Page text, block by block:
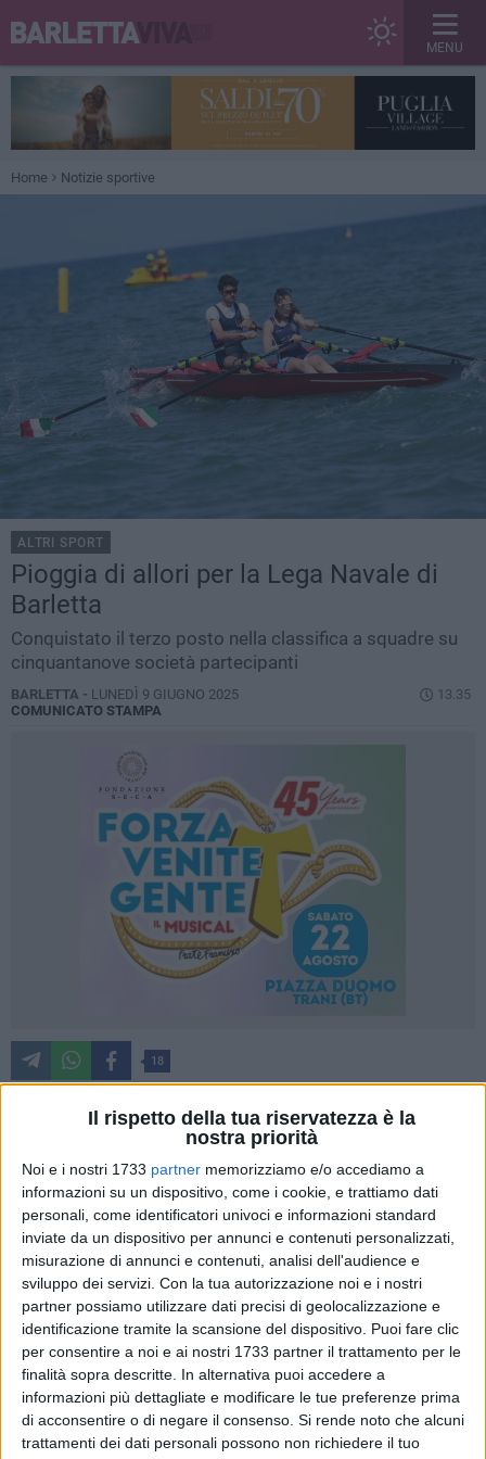
Il rispetto della tua riservatezza è la
nostra priorità
Noi e i nostri 1733 partner memorizziamo e/o accediamo a
informazioni su un dispositivo, come i cookie, e trattiamo dati
personali, come identificatori univoci e informazioni standard
inviate da un dispositivo per annunci e contenuti personalizzati,
misurazione di annunci e contenuti, analisi dell'audience e
sviluppo dei servizi. Con la tua autorizzazione noi e i nostri
partner possiamo utilizzare dati precisi di geolocalizzazione e
identificazione tramite la scansione del dispositivo. Puoi fare clic
per consentire a noi e ai nostri 1733 partner il trattamento per le
finalità sopra descritte. In alternativa puoi accedere a
informazioni più dettagliate e modificare le tue preferenze prima
di acconsentire o di negare il consenso. Si rende noto che alcuni
trattamenti dei dati personali possono non richiedere il tuo
MENU
Home Notizie sportive
ALTRI SPORT
Pioggia di allori per la Lega Navale di
Barletta
Conquistato il terzo posto nella classifica a squadre su
cinquantanove società partecipanti
BARLETTA - LUNEDÌ 9 GIUGNO 2025
13.35
COMUNICATO STAMPA
18
La quarta e ultima tappa del Trofeo Filippi di Beach Sprint,
disputata in casa della omonima prestigiosa azienda leader
mondiale nella produzione di barche da canottaggio, è stata
prodiga di soddisfazioni per la squadra della Lega Navale di
Barletta.
I ragazzi e le ragazze allenate da Cosimo Cascella hanno
inanellato una serie di successi sia nella gara internazionale
che ha registrato la presenza di atleti di 16 nazioni, sia in
quella nazionale.
Questo ha portato i colori barlettani a conquistare il terzo
posto nella classifica a squadre su 59 società partecipanti,